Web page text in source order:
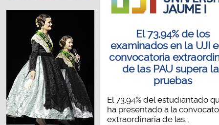
El 73,94% de los
examinados en la UJI
convocatoria
de las PAU supera
pruebas
El 73,94% del estudiantado
ha presentado a la
extraordinaria de las...